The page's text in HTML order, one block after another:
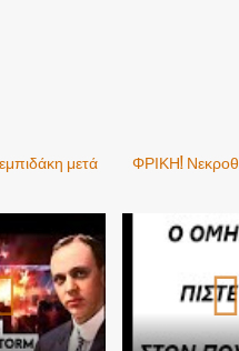
μετά
ΦΡΙΚΗ!
1